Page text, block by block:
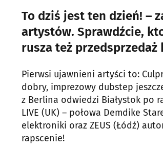
To dziś jest ten dzień! –
artystów. Sprawdźcie,
rusza też przedsprzedaż
Pierwsi ujawnieni artyści to:
dobry, imprezowy dubstep
z Berlina odwiedzi Białystok po
LIVE (UK) – połowa Demdike
elektroniki oraz ZEUS (Łódź)
rapscenie!